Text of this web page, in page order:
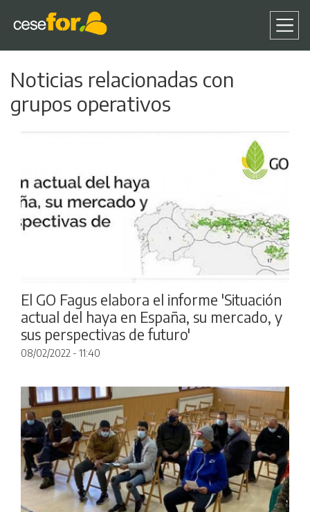
al
contenido
principal
Noticias relacionadas con
grupos operativos
El GO Fagus elabora el informe 'Situación
actual del haya en España, su mercado, y
sus perspectivas de futuro'
08/02/2022 - 11:40